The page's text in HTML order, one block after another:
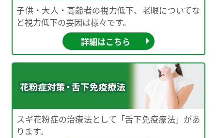
子供・大人・高齢者の視力低下、老眼についてな
ど視力低下の要因は様々です。
詳細はこちら
スギ花粉症の治療法として「舌下免疫療法」があ
ります。